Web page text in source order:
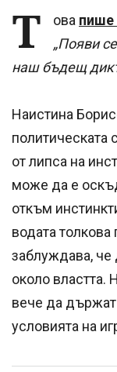
Т ова пише
„Появи
наш бъдещ
Наистина
политическата
от липса на
може да е
откъм
водата
заблуждава, че
около властта.
вече да държат
условията на